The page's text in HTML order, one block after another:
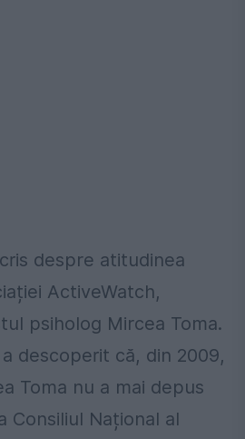
despre atitudinea
ActiveWatch,
psiholog Mircea Toma.
descoperit că, din 2009,
Toma nu a mai depus
Consiliul Național al